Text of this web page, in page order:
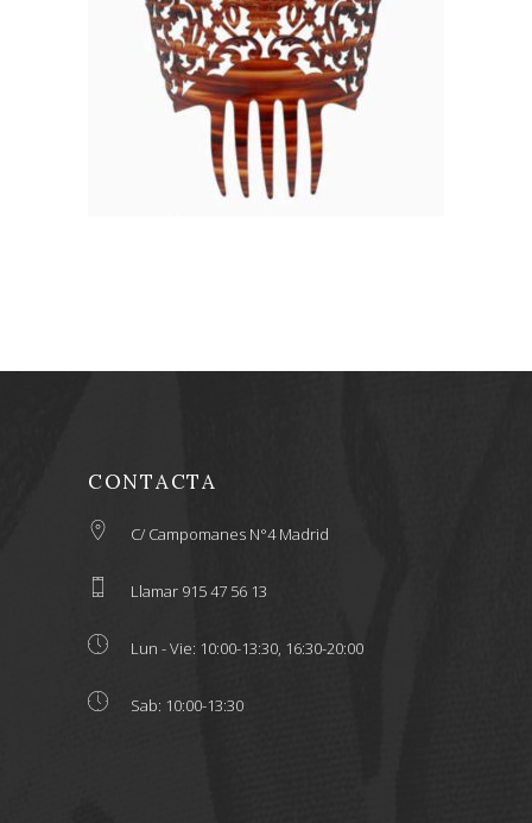
PEINETA COLOR CAREY
PARA BODAS
39,67€
CONTACTA
C/ Campomanes N°4 Madrid
Llamar 915 47 56 13
Lun - Vie: 10:00-13:30, 16:30-20:00
Sab: 10:00-13:30